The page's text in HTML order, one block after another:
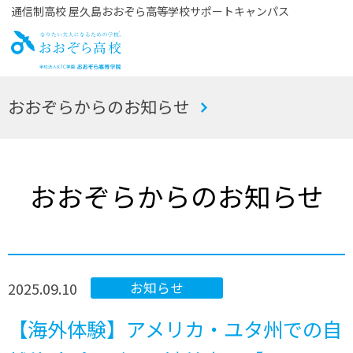
通信制高校 屋久島おおぞら高等学校サポートキャンパス
お
おおぞらからのお知らせ
おおぞらからのお知らせ
2025.09.10 お知らせ
【海外体験】アメリカ・ユタ州での自